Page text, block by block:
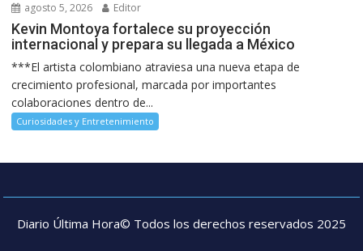
agosto 5, 2026 Editor
Kevin Montoya fortalece su proyección
internacional y prepara su llegada a México
***El artista colombiano atraviesa una nueva etapa de
crecimiento profesional, marcada por importantes
colaboraciones dentro de...
Curiosidades y Entretenimiento
Diario Última Hora© Todos los derechos reservados 2025